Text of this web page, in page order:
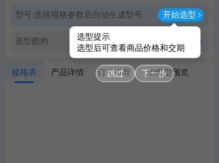
型号:选择规格参数后自动生成型号 开始选型
选型提示
选型后可查看商品价格和交期
跳过 下一步
选型图档 查看PDF图档
规格表 产品详情 订货引导 3D模型预览